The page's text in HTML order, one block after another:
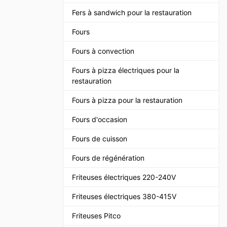
Fers à sandwich pour la restauration
Fours
Fours à convection
Fours à pizza électriques pour la
restauration
Fours à pizza pour la restauration
Fours d'occasion
Fours de cuisson
Fours de régénération
Friteuses électriques 220-240V
Friteuses électriques 380-415V
Friteuses Pitco